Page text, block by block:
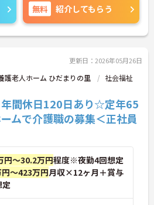
無料 紹介してもらう
更新日：2026年05月26日
護老人ホーム ひだまりの里
社会福祉
年間休日120日あり☆定年65
ムで介護職の募集＜正社員
円～30.2万円程度※夜勤4回想定
～423万円月収×12ヶ月＋賞与
定